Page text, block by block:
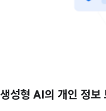
생성형 AI의 개인 정보